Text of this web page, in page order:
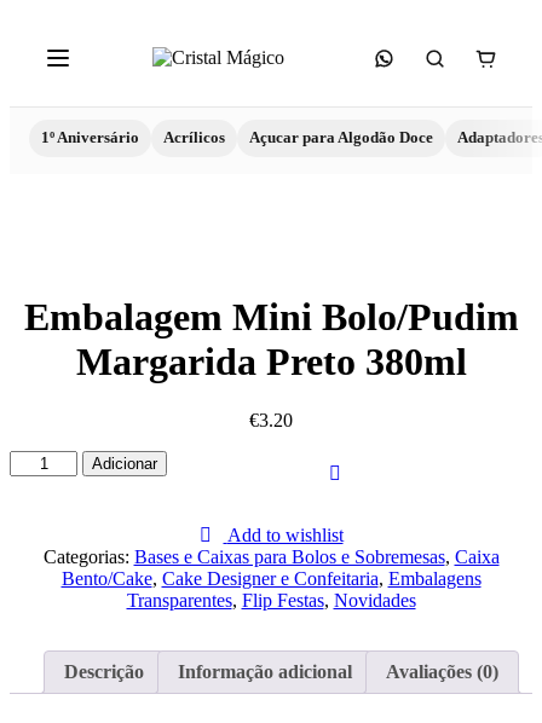
1º Aniversário Acrílicos Açucar para Algodão Doce
Embalagem Mini Bolo/Pudim
Margarida Preto 380ml
€3.20
Quantidade
de
Bolo/Pudim
Margarida
Adicionar
Add to wishlist
Categorias: Bases e Caixas para Bolos e Sobremesas, Caixa
Bento/Cake, Cake Designer e Confeitaria, Embalagens
Transparentes, Flip Festas, Novidades
Descrição Informação adicional Avaliações (0)